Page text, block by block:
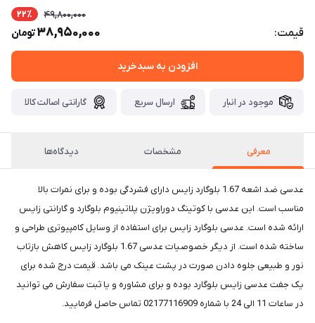
قیمت:
49,800,000 22٪
38,950,000تومان
افزودن به سبدخرید
موجود در انبار ارسال سریع گارانتی اصالت کالا
معرفی مشخصات دیدگاه‌ها
عدسی ضد اشعه 1.67 بلوگارد زایس دارای فشردگی بوده و برای نمرات بالا
مناسب است. این عدسی با کوتینگ دوراویژن پلاتینیوم بلوگارد و گارانتی زایس
ارائه شده است. عدسی بلوگارد زایس برای استفاده از وسایل کامپیوتری طراحی و
ساخته شده است. از دیگر خصوصیات عدسی 1.67 بلوگارد زایس کاهش بازتاب
نور و طبیعی جلوه دادن صورت در پشت عینک می باشد. قیمت درج شده برای
یک جفت عدسی زایس بلوگارد بوده و برای مشاوره و یا ثبت سفارش می توانید
در ساعات 11 الی 24 با شماره 02177116909 تماس حاصل فرمایید.